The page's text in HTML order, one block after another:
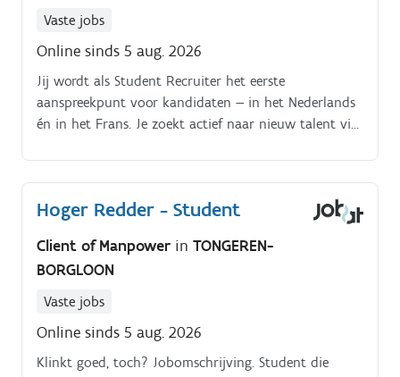
Vaste jobs
Online sinds 5 aug. 2026
Jij wordt als Student Recruiter het eerste
aanspreekpunt voor kandidaten — in het Nederlands
én in het Frans. Je zoekt actief naar nieuw talent via
Hoger Redder - Student
Client of Manpower in TONGEREN-
BORGLOON
Vaste jobs
Online sinds 5 aug. 2026
Klinkt goed, toch? Jobomschrijving. Student die